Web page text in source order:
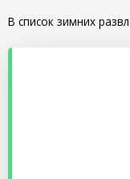
В список зимних